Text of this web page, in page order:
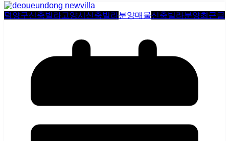
덕양구신축빌라고양시신축빌라분양매물신축빌라분양최근글